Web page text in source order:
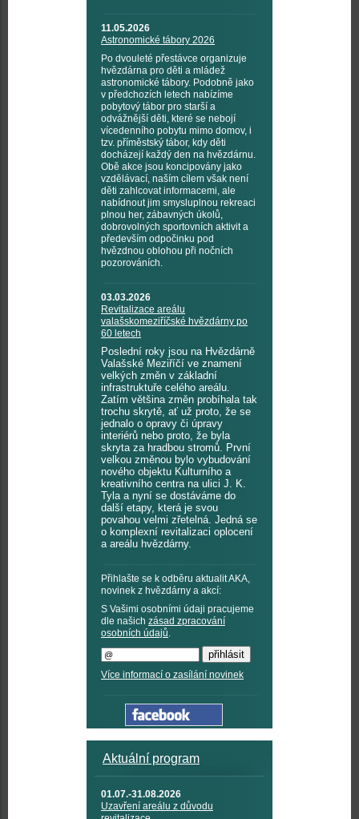
11.05.2026
Astronomické tábory 2026
Po dvouleté přestávce organizuje
hvězdárna pro děti a mládež
astronomické tábory. Podobně jako
v předchozích letech nabízíme
pobytový tábor pro starší a
odvážnější děti, které se nebojí
vícedenního pobytu mimo domov, i
tzv. příměstský tábor, kdy děti
docházejí každý den na hvězdárnu.
Obě akce jsou koncipovány jako
vzdělávací, naším cílem však není
děti zahlcovat informacemi, ale
nabídnout jim smysluplnou rekreaci
plnou her, zábavných úkolů,
dobrovolných sportovních aktivit a
především odpočinku pod
hvězdnou oblohou při nočních
pozorováních.
03.03.2026
Revitalizace areálu
valašskomeziříčské hvězdárny po
60 letech
Poslední roky jsou na Hvězdárně
Valašské Meziříčí ve znamení
velkých změn v základní
infrastruktuře celého areálu.
Zatím většina změn probíhala tak
trochu skrytě, ať už proto, že se
jednalo o opravy či úpravy
interiérů nebo proto, že byla
skryta za hradbou stromů. První
velkou změnou bylo vybudování
nového objektu Kulturního a
kreativního centra na ulici J. K.
Tyla a nyní se dostáváme do
další etapy, která je svou
povahou velmi zřetelná. Jedná se
o komplexní revitalizaci oplocení
a areálu hvězdárny.
Přihlašte se k odběru aktualit AKA,
novinek z hvězdárny a akcí:
S Vašimi osobními údaji pracujeme
dle našich zásad zpracování
osobních údajů.
Více informací o zasílání novinek
Aktuální program
01.07.-31.08.2026
Uzavření areálu z důvodu